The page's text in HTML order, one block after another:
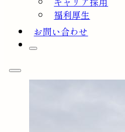
福利厚生
お問い合わせ